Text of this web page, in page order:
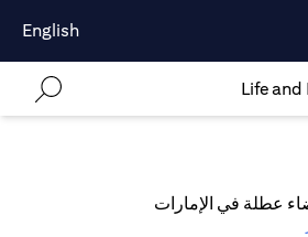
English